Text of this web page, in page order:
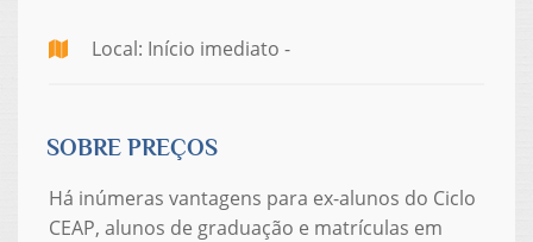
Local: Início imediato -
SOBRE PREÇOS
Há inúmeras vantagens para ex-alunos do Ciclo
CEAP, alunos de graduação e matrículas em